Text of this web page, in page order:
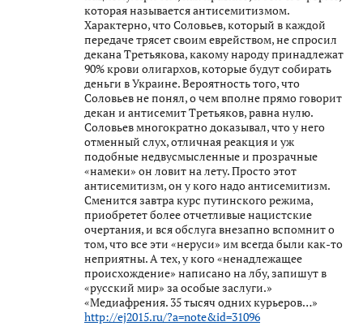
которая называется антисемитизмом.
Характерно, что Соловьев, который в каждой
передаче трясет своим еврейством, не спросил
декана Третьякова, какому народу принадлежат
90% крови олигархов, которые будут собирать
деньги в Украине. Вероятность того, что
Соловьев не понял, о чем вполне прямо говорит
декан и антисемит Третьяков, равна нулю.
Соловьев многократно доказывал, что у него
отменный слух, отличная реакция и уж
подобные недвусмысленные и прозрачные
«намеки» он ловит на лету. Просто этот
антисемитизм, он у кого надо антисемитизм.
Сменится завтра курс путинского режима,
приобретет более отчетливые нацистские
очертания, и вся обслуга внезапно вспомнит о
том, что все эти «неруси» им всегда были как-то
неприятны. А тех, у кого «ненадлежащее
происхождение» написано на лбу, запишут в
«русский мир» за особые заслуги.»
«Медиафрения. 35 тысяч одних курьеров…»
http://ej2015.ru/?a=note&id=31096